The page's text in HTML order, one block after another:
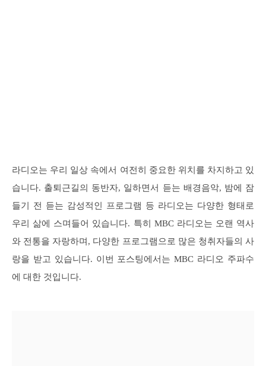
라디오는 우리 일상 속에서 여전히 중요한 위치를 차지하고 있
습니다. 출퇴근길의 동반자, 일하면서 듣는 배경음악, 밤에 잠
들기 전 듣는 감성적인 프로그램 등 라디오는 다양한 형태로
우리 삶에 스며들어 있습니다. 특히 MBC 라디오는 오랜 역사
와 전통을 자랑하며, 다양한 프로그램으로 많은 청취자들의 사
랑을 받고 있습니다. 이번 포스팅에서는 MBC 라디오 주파수
에 대한 것입니다.